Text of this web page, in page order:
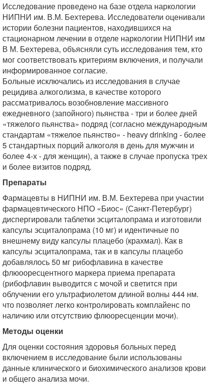
Исследование проведено на базе отдела наркологии
НИПНИ им. В.М. Бехтерева. Исследователи оценивали
истории болезни пациентов, находившихся на
стационарном лечении в отделе наркологии НИПНИ им
В М. Бехтерева, объясняли суть исследования тем, кто
мог соответствовать критериям включения, и получали
информированное согласие.
Больные исключались из исследования в случае
рецидива алкоголизма, в качестве которого
рассматривалось возобновление массивного
ежедневного (запойного) пьянства - три и более дней
«тяжелого пьянства» подряд (согласно международным
стандартам «тяжелое пьянство» - heavy drinking - более
5 стандартных порций алкоголя в день для мужчин и
более 4-х - для женщин), а также в случае пропуска трех
и более визитов подряд.
Препараты
Фармацевты в НИПНИ им. В.М. Бехтерева при участии
фармацевтического НПО «Биос» (Санкт-Петербург)
диспергировали таблетки эсциталопрама и изготовили
капсулы эсциталопрама (10 мг) и идентичные по
внешнему виду капсулы плацебо (крахмал). Как в
капсулы эсциталопрама, так и в капсулы плацебо
добавлялось 50 мг рибофлавина в качестве
флюооресцентного маркера приема препарата
(рибофлавин выводится с мочой и светится при
облучении его ультрафиолетом длиной волны 444 нм.
что позволяет легко контролировать комплайенс по
наличию или отсутствию флюоресценции мочи).
Методы оценки
Для оценки состояния здоровья больных перед
включением в исследование были использованы
данные клинического и биохимического анализов крови
и общего анализа мочи.